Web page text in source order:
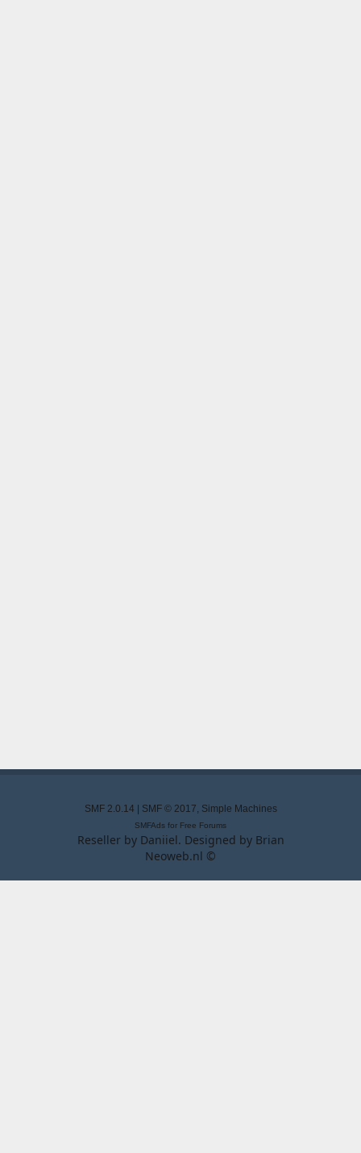
SMF 2.0.14 SMF © 2017, Simple Machines
SMFAds for Free Forums
Reseller by Daniiel. Designed by Brian
Neoweb.nl ©